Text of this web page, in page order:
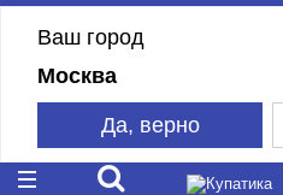
Ваш город
Москва
Да, верно